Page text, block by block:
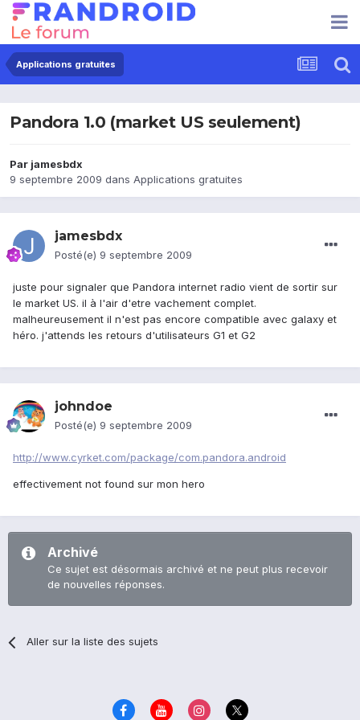
Applications gratuites
Pandora 1.0 (market US seulement)
Par jamesbdx
9 septembre 2009 dans Applications gratuites
jamesbdx
Posté(e) 9 septembre 2009
juste pour signaler que Pandora internet radio vient de sortir sur
le market US. il à l'air d'etre vachement complet.
malheureusement il n'est pas encore compatible avec galaxy et
héro. j'attends les retours d'utilisateurs G1 et G2
johndoe
Posté(e) 9 septembre 2009
http://www.cyrket.com/package/com.pandora.android
effectivement not found sur mon hero
Archivé
Ce sujet est désormais archivé et ne peut plus recevoir
de nouvelles réponses.
Aller sur la liste des sujets